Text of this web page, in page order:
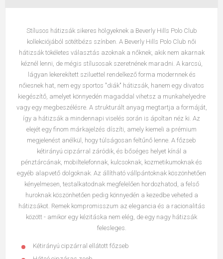
Stílusos hátizsák sikeres hölgyeknek a Beverly Hills Polo Club
kollekciójából sötétbézs színben . A Beverly Hills Polo Club női
hátizsák tökéletes választás azoknak a nőknek, akik nem akarnak
kéznél lenni, de mégis stílusosak szeretnének maradni. A karcsú,
lágyan lekerekített sziluettel rendelkező forma modernnek és
nőiesnek hat, nem egy sportos "diák" hátizsák, hanem egy divatos
kiegészítő, amelyet könnyedén magaddal vihetsz a munkahelyedre
vagy egy megbeszélésre. A strukturált anyag megtartja a formáját,
így a hátizsák a mindennapi viselés során is ápoltan néz ki. Az
elejét egy finom márkajelzés díszíti, amely kiemeli a prémium
megjelenést anélkül, hogy túlságosan feltűnő lenne. A főzseb
kétirányú cipzárral záródik, és bőséges helyet kínál a
pénztárcának, mobiltelefonnak, kulcsoknak, kozmetikumoknak és
egyéb alapvető dolgoknak. Az állítható vállpántoknak köszönhetően
kényelmesen, testalkatodnak megfelelően hordozhatod, a felső
huroknak köszönhetően pedig könnyedén a kezedbe veheted a
hátizsákot. Remek kompromisszum az elegancia és a racionalitás
között - amikor egy kézitáska nem elég, de egy nagy hátizsák
felesleges.
Kétirányú cipzárral ellátott főzseb